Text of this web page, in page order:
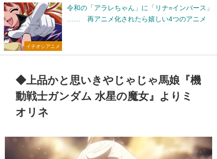
イチオシアニメ
令和の「アラレちゃん」に「リナ=インバース」
…… 再アニメ化されたら嬉しい4つのアニメ
◆上品かと思いきやじゃじゃ馬娘『機
動戦士ガンダム 水星の魔女』よりミ
オリネ